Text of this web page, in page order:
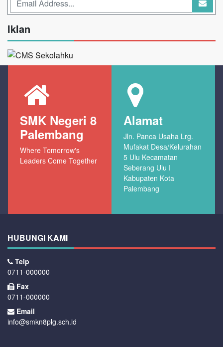
Iklan
SMK Negeri 8
Palembang
Where Tomorrow's
Leaders Come Together
Alamat
Jln. Panca Usaha Lrg.
Mufakat Desa/Kelurahan
5 Ulu Kecamatan
Seberang Ulu I
Kabupaten Kota
Palembang
HUBUNGI KAMI
Telp
0711-000000
Fax
0711-000000
Email
info@smkn8plg.sch.id